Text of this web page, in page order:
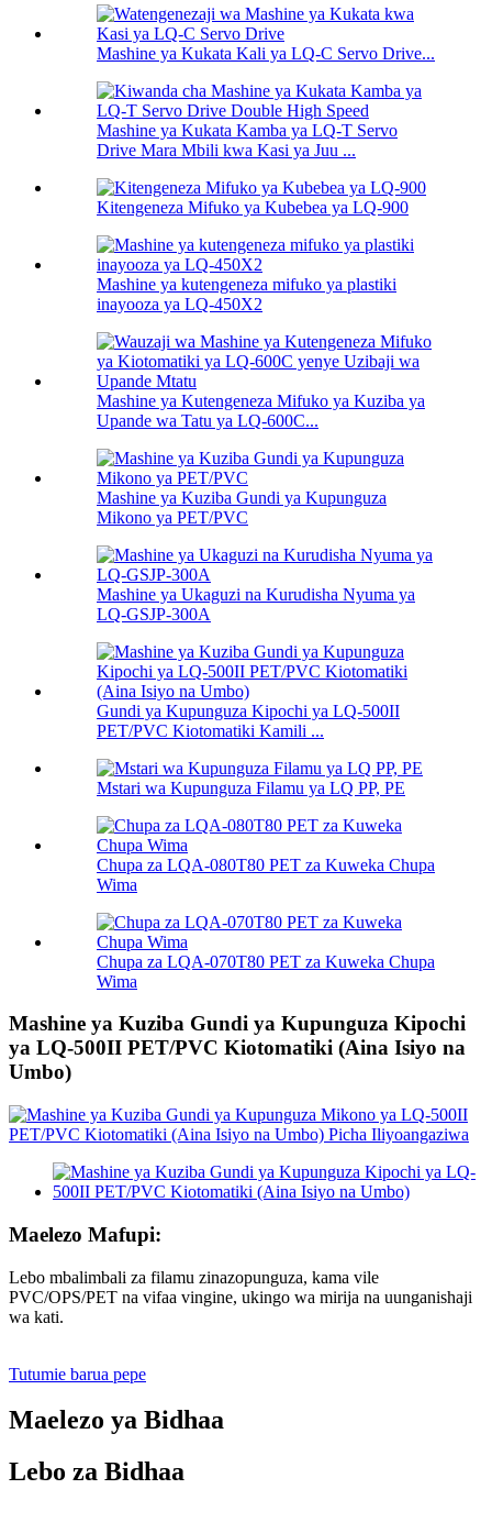
Mashine ya Kukata Kali ya LQ-C Servo Drive...
Mashine ya Kukata Kamba ya LQ-T Servo
Drive Mara Mbili kwa Kasi ya Juu ...
Kitengeneza Mifuko ya Kubebea ya LQ-900
Mashine ya kutengeneza mifuko ya plastiki
inayooza ya LQ-450X2
Mashine ya Kutengeneza Mifuko ya Kuziba ya
Upande wa Tatu ya LQ-600C...
Mashine ya Kuziba Gundi ya Kupunguza
Mikono ya PET/PVC
Mashine ya Ukaguzi na Kurudisha Nyuma ya
LQ-GSJP-300A
Gundi ya Kupunguza Kipochi ya LQ-500II
PET/PVC Kiotomatiki Kamili ...
Mstari wa Kupunguza Filamu ya LQ PP, PE
Chupa za LQA-080T80 PET za Kuweka Chupa
Wima
Chupa za LQA-070T80 PET za Kuweka Chupa
Wima
Mashine ya Kuziba Gundi ya Kupunguza Kipochi
ya LQ-500II PET/PVC Kiotomatiki (Aina Isiyo na
Umbo)
Maelezo Mafupi:
Lebo mbalimbali za filamu zinazopunguza, kama vile
PVC/OPS/PET na vifaa vingine, ukingo wa mirija na uunganishaji
wa kati.
Tutumie barua pepe
Maelezo ya Bidhaa
Lebo za Bidhaa